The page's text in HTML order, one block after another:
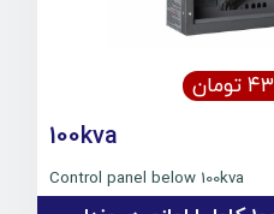
100kva
Control panel below 100kva